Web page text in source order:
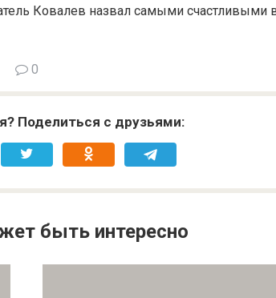
Ковалев назвал самыми счастливыми
0
Поделиться с друзьями:
быть интересно